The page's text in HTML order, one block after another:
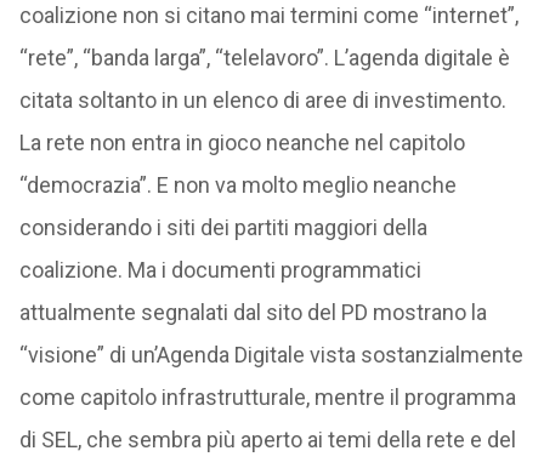
coalizione non si citano mai termini come “internet”,
“rete”, “banda larga”, “telelavoro”. L’agenda digitale è
citata soltanto in un elenco di aree di investimento.
La rete non entra in gioco neanche nel capitolo
“democrazia”. E non va molto meglio neanche
considerando i siti dei partiti maggiori della
coalizione. Ma i documenti programmatici
attualmente segnalati dal sito del PD mostrano la
“visione” di un’Agenda Digitale vista sostanzialmente
come capitolo infrastrutturale, mentre il programma
di SEL, che sembra più aperto ai temi della rete e del